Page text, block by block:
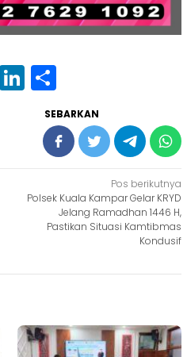
X LinkedIn
SEBARKAN
Pos berikutnya
Polsek Kuala Kampar Gelar KRYD
Jelang Ramadhan 1446 H,
Pastikan Situasi Kamtibmas
Kondusif